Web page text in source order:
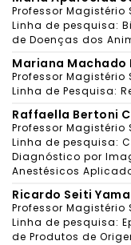
Professor Magistério
Linha de pesquisa:
de Doenças dos
Mariana Machado
Professor Magistério
Linha de Pesquisa:
Raffaella Bertoni
Professor Magistério
Linha de pesquisa:
Diagnóstico por
Anestésicos
Ricardo Seiti
Professor Magistério
Linha de pesquisa:
de Produtos de